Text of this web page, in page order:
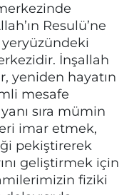
Resulü’ne
yeryüzündeki
İnşallah
yeniden hayatın
mesafe
sıra mümin
imar etmek,
pekiştirerek
geliştirmek için
fiziki